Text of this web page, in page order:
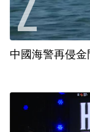
中國海警再侵